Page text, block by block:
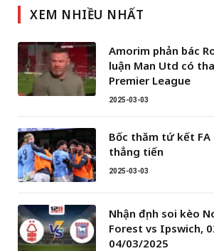
XEM NHIỀU NHẤT
Amorim phản bác
luận Man Utd có
Premier League
2025-03-03
Bốc thăm tứ kết FA
thẳng tiến
2025-03-03
Nhận định soi kèo
Forest vs Ipswich,
04/03/2025